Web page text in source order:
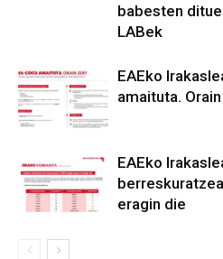
babesten
LABek
EAEko
amaituta.
EAEko
eragin die